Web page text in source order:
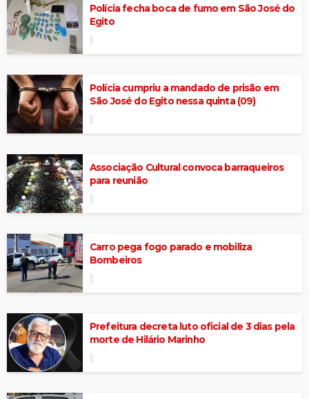
Polícia fecha boca de fumo em São José do
Egito
Polícia cumpriu a mandado de prisão em
São José do Egito nessa quinta (09)
Associação Cultural convoca barraqueiros
para reunião
Carro pega fogo parado e mobiliza
Bombeiros
Prefeitura decreta luto oficial de 3 dias pela
morte de Hilário Marinho